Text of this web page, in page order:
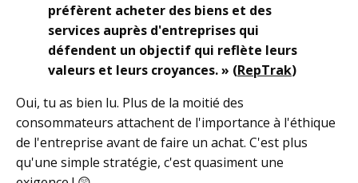
préfèrent acheter des biens et des
services auprès d'entreprises qui
défendent un objectif qui reflète leurs
valeurs et leurs croyances. » (RepTrak)
Oui, tu as bien lu. Plus de la moitié des
consommateurs attachent de l'importance à l'éthique
de l'entreprise avant de faire un achat. C'est plus
qu'une simple stratégie, c'est quasiment une